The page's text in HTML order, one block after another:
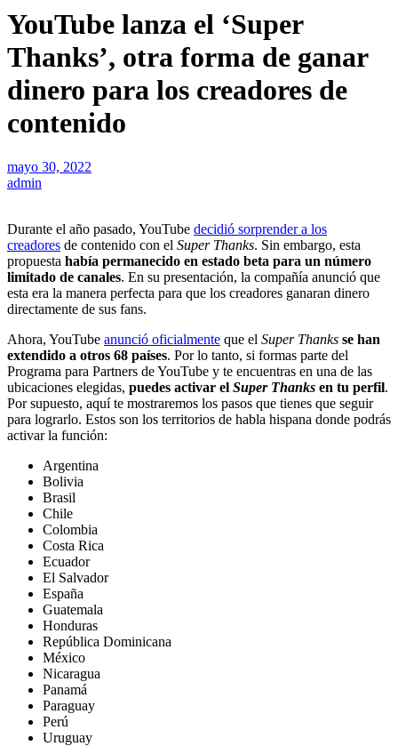
YouTube lanza el ‘Super
Thanks’, otra forma de ganar
dinero para los creadores de
contenido
mayo 30, 2022
admin
Durante el año pasado, YouTube decidió sorprender a los
creadores de contenido con el Super Thanks. Sin embargo, esta
propuesta había permanecido en estado beta para un número
limitado de canales. En su presentación, la compañía anunció que
esta era la manera perfecta para que los creadores ganaran dinero
directamente de sus fans.
Ahora, YouTube anunció oficialmente que el Super Thanks se han
extendido a otros 68 países. Por lo tanto, si formas parte del
Programa para Partners de YouTube y te encuentras en una de las
ubicaciones elegidas, puedes activar el Super Thanks en tu perfil.
Por supuesto, aquí te mostraremos los pasos que tienes que seguir
para lograrlo. Estos son los territorios de habla hispana donde podrás
activar la función:
Argentina
Bolivia
Brasil
Chile
Colombia
Costa Rica
Ecuador
El Salvador
España
Guatemala
Honduras
República Dominicana
México
Nicaragua
Panamá
Paraguay
Perú
Uruguay